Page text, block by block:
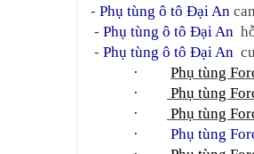
- Phụ tùng ô tô Đại An
- Phụ tùng ô tô Đại An
- Phụ tùng ô tô Đại An
· Phụ tùng
·
Phụ tùng
·
Phụ tùng
·
Phụ tùng